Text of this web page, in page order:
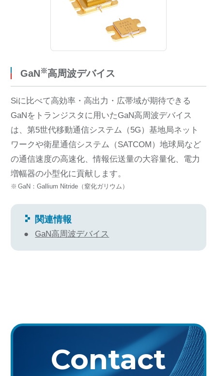
GaN※高周波デバイス
Siに比べて高効率・高出力・広帯域が期待できる
GaNをトランジスタに用いたGaN高周波デバイス
は、第5世代移動通信システム（5G）基地局ネット
ワークや衛星通信システム（SATCOM）地球局など
の通信速度の高速化、情報伝送量の大容量化、電力
増幅器の小型化に貢献します。
GaN：Gallium Nitride（窒化ガリウム）
関連情報
GaN高周波デバイス
Contact